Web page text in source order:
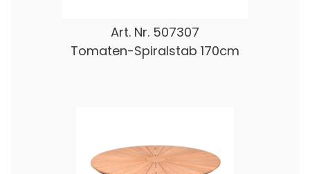
Art. Nr. 507307
Tomaten-Spiralstab 170cm